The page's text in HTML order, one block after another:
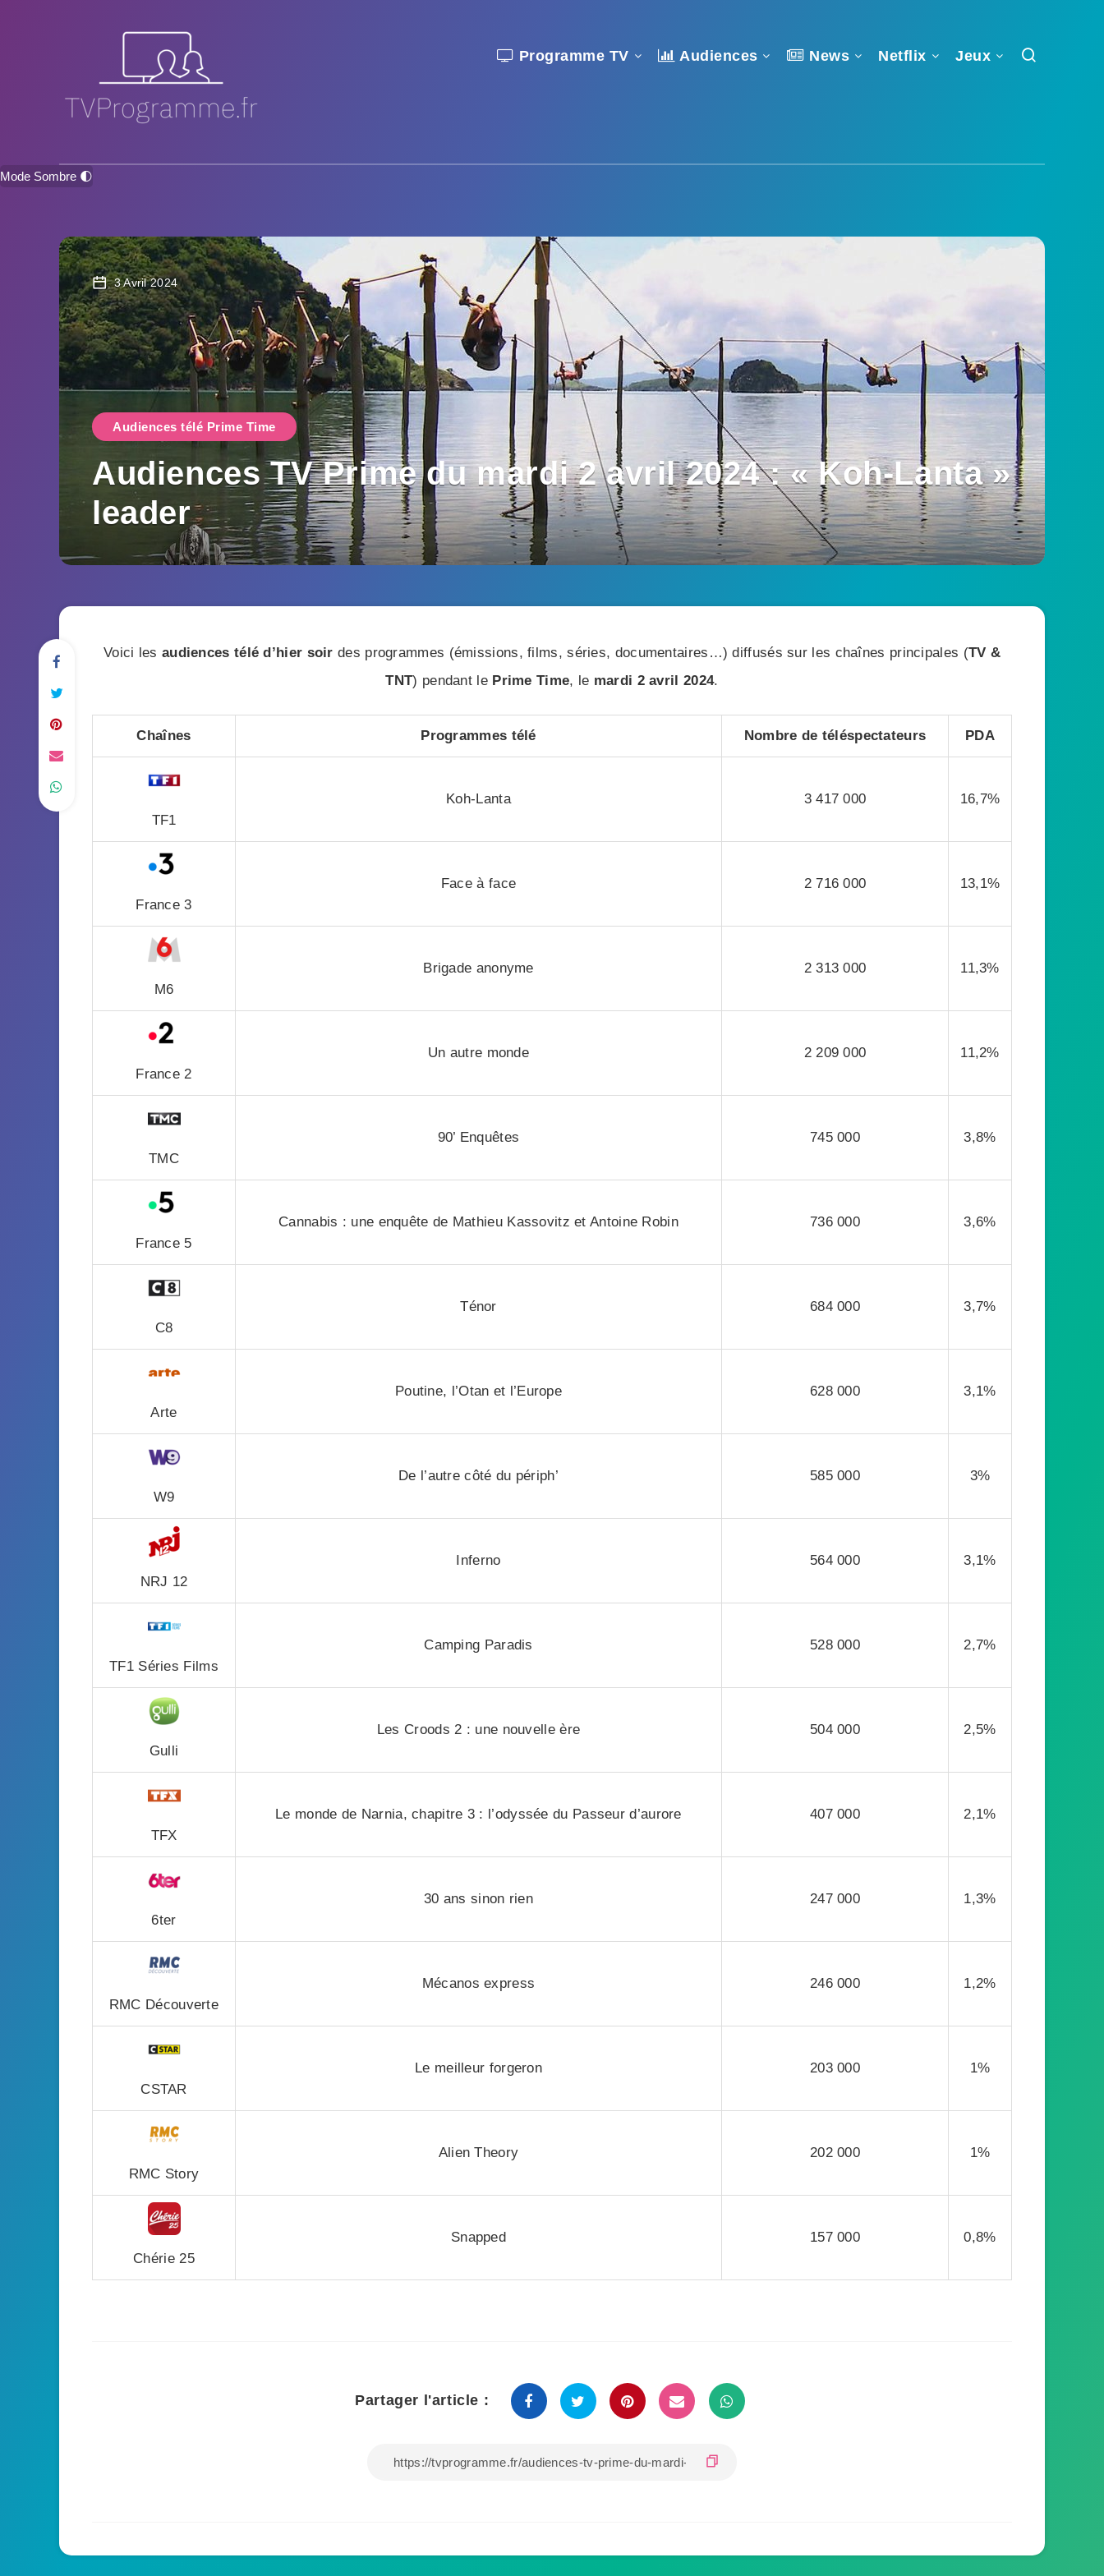
Programme TV Audiences News Netflix Jeux
Mode Sombre 🌓
3 Avril 2024
Audiences télé Prime Time
Audiences TV Prime du mardi 2 avril 2024 : « Koh-Lanta »
leader
Voici les audiences télé d’hier soir des programmes (émissions, films, séries, documentaires…) diffusés sur les chaînes principales (TV &
TNT) pendant le Prime Time, le mardi 2 avril 2024.
Chaînes Programmes télé Nombre de téléspectateurs PDA
TF1
Koh-Lanta 3 417 000 16,7%
France 3
Face à face 2 716 000 13,1%
M6
Brigade anonyme 2 313 000 11,3%
France 2
Un autre monde 2 209 000 11,2%
TMC
90’ Enquêtes 745 000 3,8%
France 5
Cannabis : une enquête de Mathieu Kassovitz et Antoine Robin 736 000 3,6%
C8
Ténor 684 000 3,7%
Arte
Poutine, l’Otan et l’Europe 628 000 3,1%
W9
De l’autre côté du périph’ 585 000 3%
NRJ 12
Inferno 564 000 3,1%
TF1 Séries Films
Camping Paradis 528 000 2,7%
Gulli
Les Croods 2 : une nouvelle ère 504 000 2,5%
TFX
Le monde de Narnia, chapitre 3 : l’odyssée du Passeur d’aurore 407 000 2,1%
6ter
30 ans sinon rien 247 000 1,3%
RMC Découverte
Mécanos express 246 000 1,2%
CSTAR
Le meilleur forgeron 203 000 1%
RMC Story
Alien Theory 202 000 1%
Chérie 25
Snapped 157 000 0,8%
Partager l'article :
vie privée